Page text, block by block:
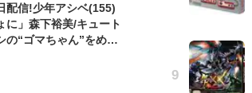
配信!少年アシベ(155)
に」森下裕美/キュート
の“ゴマちゃん”をめぐ